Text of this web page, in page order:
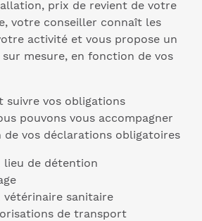
prix de revient de votre
votre conseiller connaît les
activité et vous propose un
mesure, en fonction de vos
vos obligations
pouvons vous accompagner
de vos déclarations obligatoires
lieu de détention
sanitaire
de transport